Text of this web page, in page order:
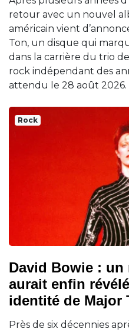
retour avec un nouvel
américain vient
Ton, un disque qui
dans la carrière du trio
rock indépendant des
attendu le 28 août 2026.
Rock
David Bowie :
aurait enfin
identité de Major
Près de six décennies